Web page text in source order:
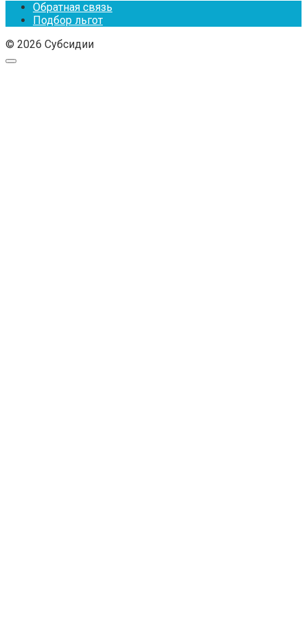
Обратная связь
Подбор льгот
© 2026 Субсидии